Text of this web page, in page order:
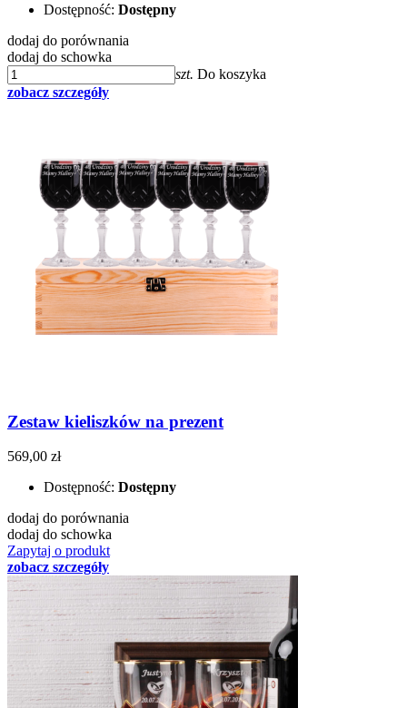
Dostępność: Dostępny
dodaj do porównania
dodaj do schowka
szt. Do koszyka
zobacz szczegóły
Zestaw kieliszków na prezent
569,00 zł
Dostępność: Dostępny
dodaj do porównania
dodaj do schowka
Zapytaj o produkt
zobacz szczegóły